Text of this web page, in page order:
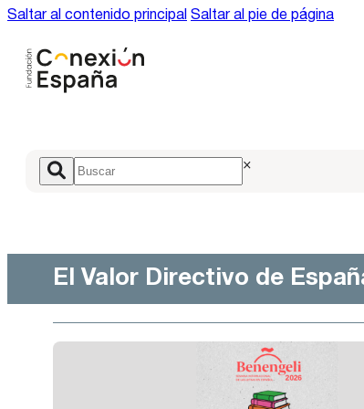
Saltar al contenido principal Saltar al pie de página
×
El Valor Directivo de